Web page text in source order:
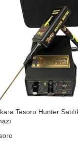
Tesoro Hunter